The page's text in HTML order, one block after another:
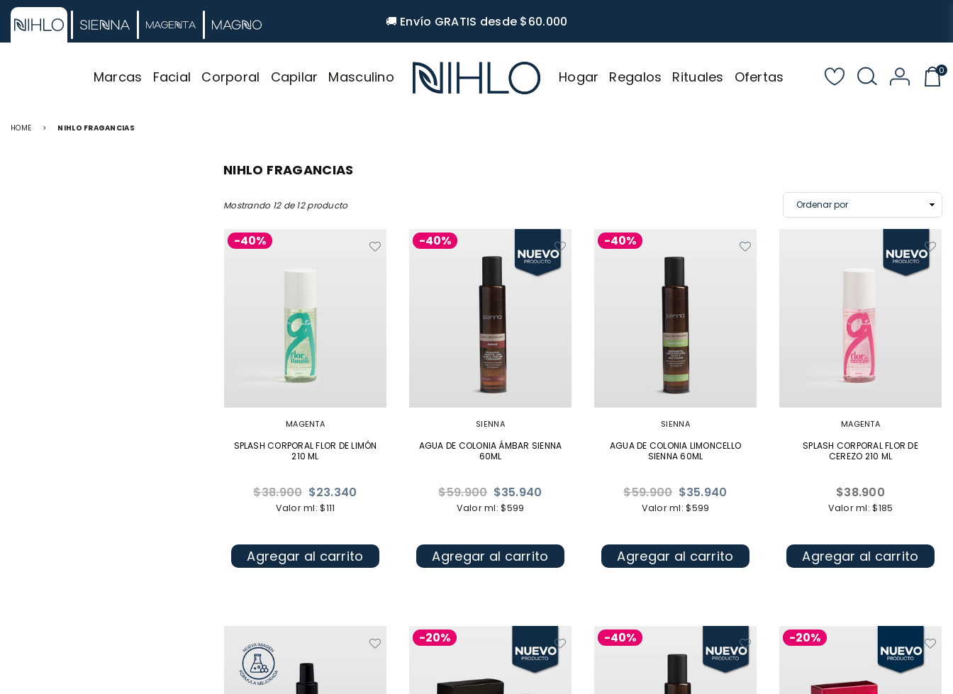
🚚 Envío GRATIS desde $60.000
Marcas Facial Corporal Capilar Masculino Hogar Regalos Rituales Ofertas 0
HOME > NIHLO FRAGANCIAS
NIHLO FRAGANCIAS
Mostrando 12 de 12 producto
-40%
MAGENTA
SPLASH CORPORAL FLOR DE LIMÓN
210 ML
Precio
habitual
$38.900 $23.340
Valor ml: $111
Agregar al carrito
-40%
SIENNA
AGUA DE COLONIA ÁMBAR SIENNA
60ML
Precio
habitual
$59.900 $35.940
Valor ml: $599
Agregar al carrito
-40%
SIENNA
AGUA DE COLONIA LIMONCELLO
SIENNA 60ML
Precio
habitual
$59.900 $35.940
Valor ml: $599
Agregar al carrito
MAGENTA
SPLASH CORPORAL FLOR DE
CEREZO 210 ML
Precio
habitual
$38.900
Valor ml: $185
Agregar al carrito
-20% -40% -20%